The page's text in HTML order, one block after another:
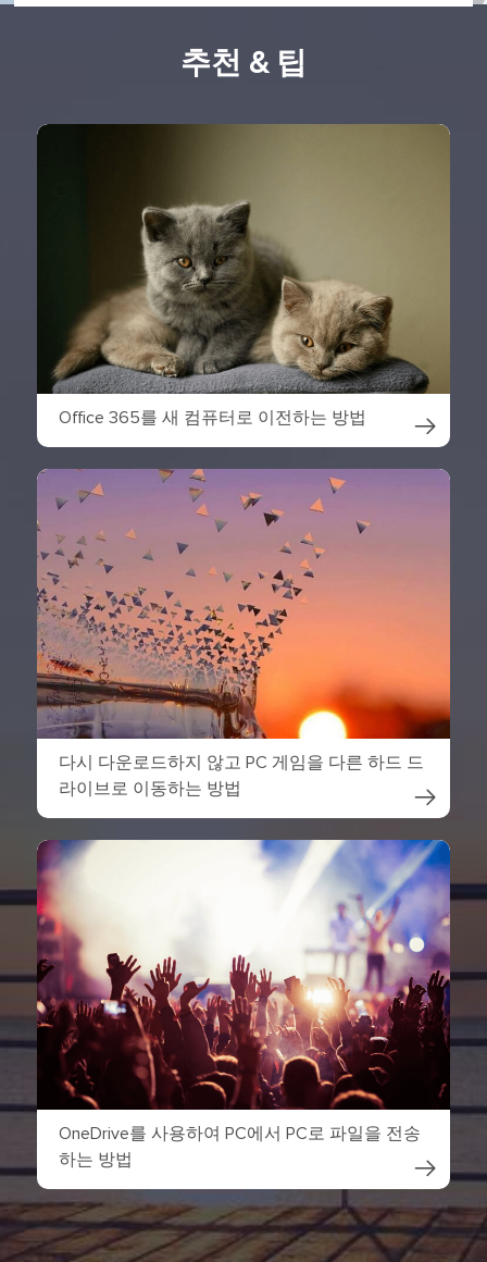
추천 & 팁
Office 365를 새 컴퓨터로 이전하는 방법 
다시 다운로드하지 않고 PC 게임을 다른 하드 드
라이브로 이동하는 방법

OneDrive를 사용하여 PC에서 PC로 파일을 전송
하는 방법
